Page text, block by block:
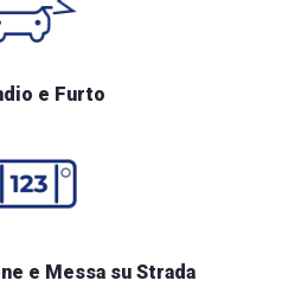
e Furto
e Messa su Strada